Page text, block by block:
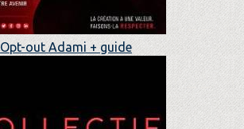
Opt-out Adami + guide